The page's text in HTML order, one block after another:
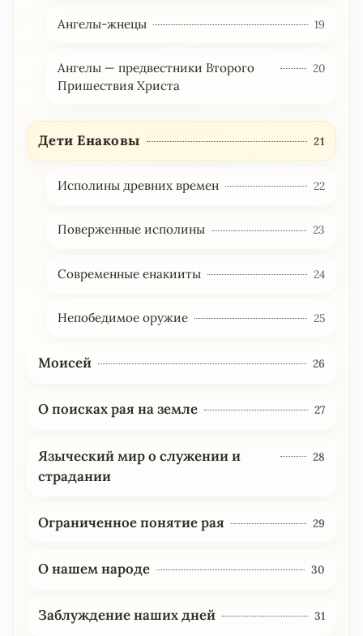
Ангелы-жнецы 19
Ангелы — предвестники Второго
Пришествия Христа
20
Дети Енаковы 21
Исполины древних времен 22
Поверженные исполины 23
Современные енакииты 24
Непобедимое оружие 25
Моисей 26
О поисках рая на земле 27
Языческий мир о служении и
страдании
28
Ограниченное понятие рая 29
О нашем народе 30
Заблуждение наших дней 31